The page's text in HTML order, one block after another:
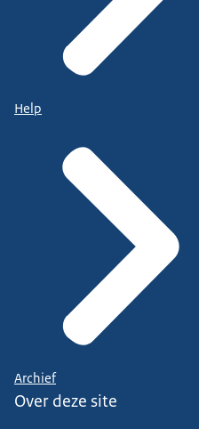
Help
Archief
Over deze site